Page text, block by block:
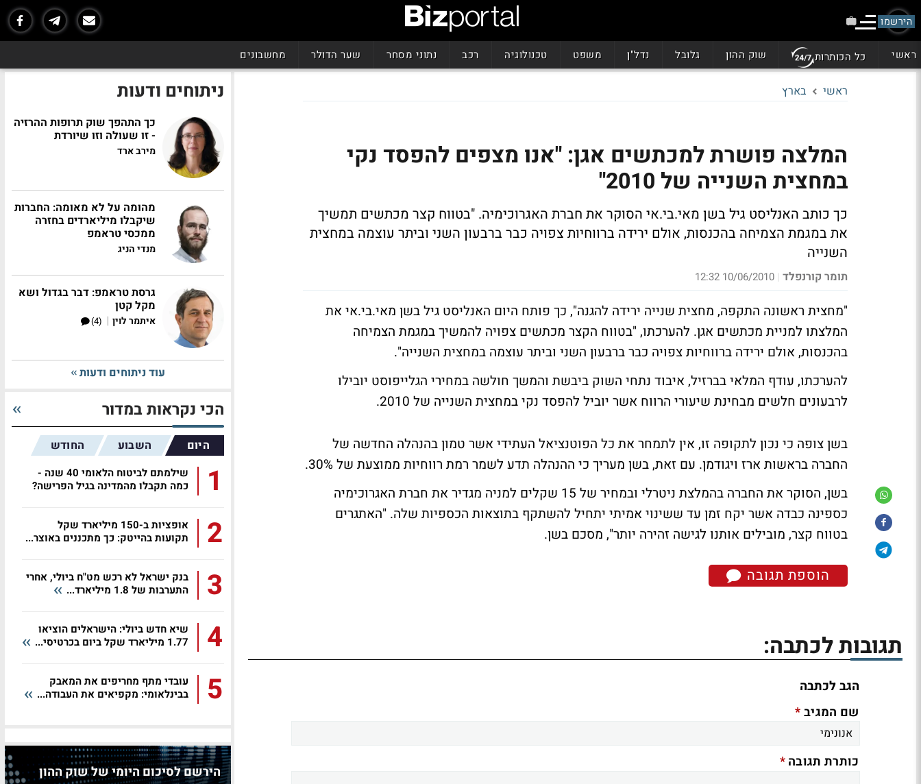
הירשמו
ראשי כל הכותרות שוק ההון גלובל נדל"ן משפט טכנולוגיה רכב נתוני מסחר שער הדולר מחשבונים
ראשי בארץ
המלצה פושרת למכתשים אגן: "אנו מצפים להפסד נקי
במחצית השנייה של 2010"
כך כותב האנליסט גיל בשן מאי.בי.אי הסוקר את חברת האגרוכימיה. "בטווח קצר מכתשים תמשיך
את במגמת הצמיחה בהכנסות, אולם ירידה ברווחיות צפויה כבר ברבעון השני וביתר עוצמה במחצית
השנייה
תומר קורנפלד |
10/06/2010 12:32
"מחצית ראשונה התקפה, מחצית שנייה ירידה להגנה", כך פותח היום האנליסט גיל בשן מאי.בי.אי את
המלצתו למניית מכתשים אגן. להערכתו, "בטווח הקצר מכתשים צפויה להמשיך במגמת הצמיחה
בהכנסות, אולם ירידה ברווחיות צפויה כבר ברבעון השני וביתר עוצמה במחצית השנייה".
להערכתו, עודף המלאי בברזיל, איבוד נתחי השוק ביבשת והמשך חולשה במחירי הגלייפוסט יובילו
לרבעונים חלשים מבחינת שיעורי הרווח אשר יוביל להפסד נקי במחצית השנייה של 2010.
בשן צופה כי נכון לתקופה זו, אין לתמחר את כל הפוטנציאל העתידי אשר טמון בהנהלה החדשה של
החברה בראשות ארז ויגודמן. עם זאת, בשן מעריך כי ההנהלה תדע לשמר רמת רווחיות ממוצעת של 30%.
בשן, הסוקר את החברה בהמלצת ניטרלי ובמחיר של 15 שקלים למניה מגדיר את חברת האגרוכימיה
כספינה כבדה אשר יקח זמן עד ששינוי אמיתי יתחיל להשתקף בתוצאות הכספיות שלה. "האתגרים
בטווח קצר, מובילים אותנו לגישה זהירה יותר", מסכם בשן.
הוספת תגובה
תגובות לכתבה:
הגב לכתבה
שם המגיב*
כותרת תגובה*
ניתוחים ודעות
כך התהפך שוק תרופות ההרזיה
- זו שעולה וזו שיורדת
מירב ארד
מהומה על לא מאומה: החברות
שיקבלו מיליארדים בחזרה
ממכסי טראמפ
מנדי הניג
גרסת טראמפ: דבר בגדול ושא
מקל קטן
איתמר לוין |
(4)
עוד ניתוחים ודעות
הכי נקראות במדור
היום השבוע החודש
1
שילמתם לביטוח הלאומי 40 שנה -
כמה תקבלו מהמדינה בגיל הפרישה?
2
אופציות ב-150 מיליארד שקל
תקועות בהייטק: כך מתכננים באוצר...
3
בנק ישראל לא רכש מט"ח ביולי, אחרי
התערבות של 1.8 מיליארד...
4
שיא חדש ביולי: הישראלים הוציאו
1.77 מיליארד שקל ביום בכרטיסי...
5
עובדי מתף מחריפים את המאבק
בבינלאומי: מקפיאים את העבודה...
הירשם לסיכום היומי של שוק ההון